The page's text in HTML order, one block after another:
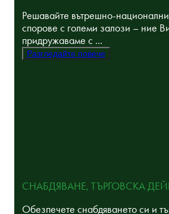
Решавайте вътрешно-
спорове с големи залози – ние
придружаваме с ...
Разгледайте повече
СНАБДЯВАНЕ, ТЪРГОВСКА
Обезпечете снабдяването си и